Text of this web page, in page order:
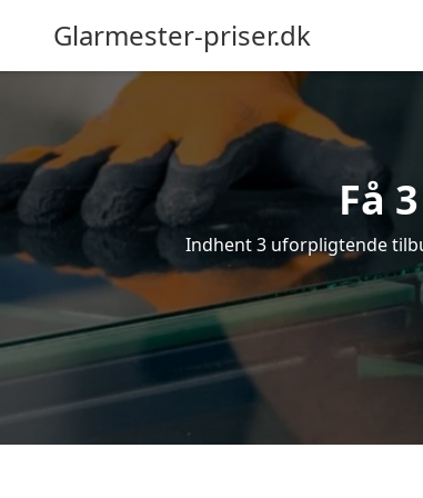
Glarmester-priser.dk
Få
Indhent 3 uforpligtende